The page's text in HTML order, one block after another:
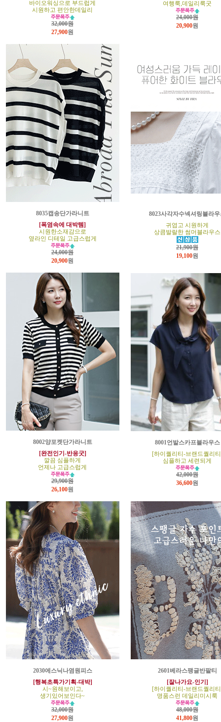
바이오워싱으로 부드럽게
시원하고 편안한데일리
32,000원
27,900원
여행룩,데일리룩굿
24,000원
20,900원
8035캡송단가라니트
[폭염속에 대박템]
시원한소재감으로
옆라인 디테일 고급스럽게
24,000원
20,900원
8023사각자수넥셔링블라우
귀엽고 시원하게
상큼발랄한 썸머블라우스
21,900원
19,100원
8002양포켓단가라니트
[완전인기-반응굿]
깔끔 심플하게
언제나 고급스럽게
29,900원
26,100원
8001언발스카프블라우스
[하이퀄리티-브랜드퀄리
심플하고 세련되게
42,000원
36,600원
2030에스닉나염원피스
[행복초특가기획-대박]
시~원해보이고,
생기있어보인다~
32,000원
27,900원
2601베라스팽글반팔티
[잘나가요-인기]
[하이퀄리티-브랜드퀄리
명품스런 데일리미시룩
48,000원
41,800원